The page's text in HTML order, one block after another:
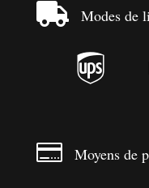
 Modes de

 Moyens de